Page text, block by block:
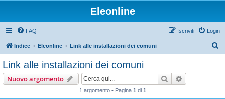
Eleonline
FAQ Login
Iscriviti
Indice Eleonline Link alle installazioni dei comuni
Link alle installazioni dei comuni
Nuovo argomento Cerca
1 argomento • Pagina 1 di 1